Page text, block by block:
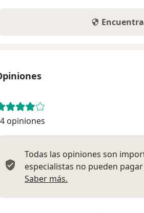
opiniones
Todas las opiniones son
especialistas no pueden
Saber más.